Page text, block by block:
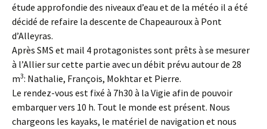
étude approfondie des niveaux d’eau et de la météo il a été
décidé de refaire la descente de Chapeauroux à Pont
d’Alleyras.
Après SMS et mail 4 protagonistes sont prêts à se mesurer
à l’Allier sur cette partie avec un débit prévu autour de 28
m3: Nathalie, François, Mokhtar et Pierre.
Le rendez-vous est fixé à 7h30 à la Vigie afin de pouvoir
embarquer vers 10 h. Tout le monde est présent. Nous
chargeons les kayaks, le matériel de navigation et nous